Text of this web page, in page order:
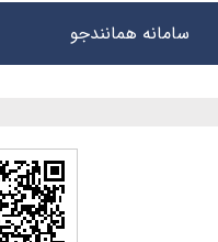
سامانه همانندجو